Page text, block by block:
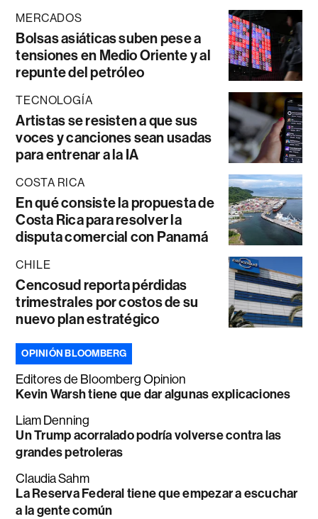
MERCADOS
Bolsas asiáticas suben pese a
tensiones en Medio Oriente y al
repunte del petróleo
TECNOLOGÍA
Artistas se resisten a que sus
voces y canciones sean usadas
para entrenar a la IA
COSTA RICA
En qué consiste la propuesta de
Costa Rica para resolver la
disputa comercial con Panamá
CHILE
Cencosud reporta pérdidas
trimestrales por costos de su
nuevo plan estratégico
OPINIÓN BLOOMBERG
Editores de Bloomberg Opinion
Kevin Warsh tiene que dar algunas explicaciones
Liam Denning
Un Trump acorralado podría volverse contra las
grandes petroleras
Claudia Sahm
La Reserva Federal tiene que empezar a escuchar
a la gente común